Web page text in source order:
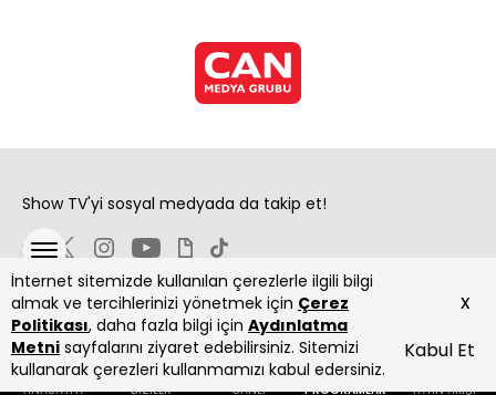
ANASAYFA DİZİLER CANLI PROGRAMLAR YAYIN AKIŞI
İnternet sitemizde kullanılan çerezlerle ilgili bilgi
almak ve tercihlerinizi yönetmek için Çerez
Politikası, daha fazla bilgi için Aydınlatma
Metni sayfalarını ziyaret edebilirsiniz. Sitemizi
kullanarak çerezleri kullanmamızı kabul edersiniz.
Kabul Et
x
Show TV'yi sosyal medyada da takip et!
Copyright 2026 Show Televizyon Yayıncılık A.Ş.